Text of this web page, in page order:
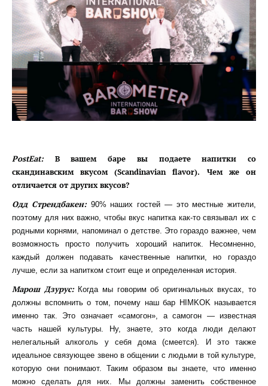
PostEat: В вашем баре вы подаете напитки со
скандинавским вкусом (Scandinavian flavor). Чем же он
отличается от других вкусов?
Одд Стрендбакен: 90% наших гостей — это местные жители,
поэтому для них важно, чтобы вкус напитка как-то связывал их с
родными корнями, напоминал о детстве. Это гораздо важнее, чем
возможность просто получить хороший напиток. Несомненно,
каждый должен подавать качественные напитки, но гораздо
лучше, если за напитком стоит еще и определенная история.
Марош Дзурус: Когда мы говорим об оригинальных вкусах, то
должны вспомнить о том, почему наш бар HIMKOK называется
именно так. Это означает «самогон», а самогон — известная
часть нашей культуры. Ну, знаете, это когда люди делают
нелегальный алкоголь у себя дома (смеется). И это также
идеальное связующее звено в общении с людьми в той культуре,
которую они понимают. Таким образом вы знаете, что именно
можно сделать для них. Мы должны заменить собственное